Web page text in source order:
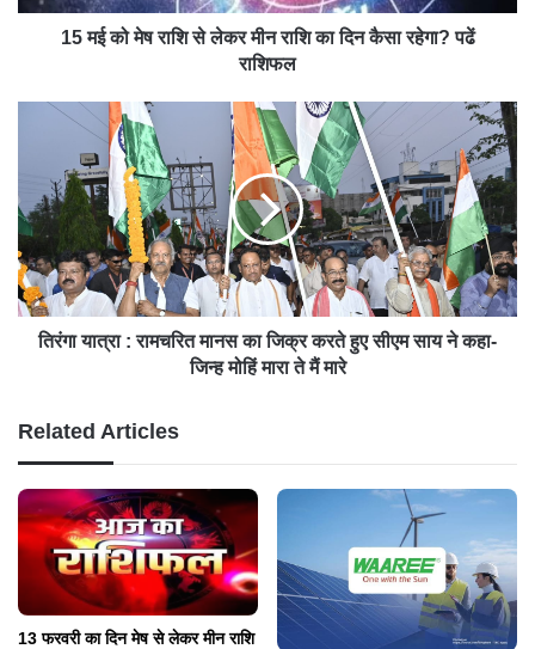
15 मई को मेष राशि से लेकर मीन राशि का दिन कैसा रहेगा? पढें
राशिफल
तिरंगा यात्रा : रामचरित मानस का जिक्र करते हुए सीएम साय ने कहा-
जिन्ह मोहिं मारा ते मैं मारे
Related Articles
13 फरवरी का दिन मेष से लेकर मीन राशि